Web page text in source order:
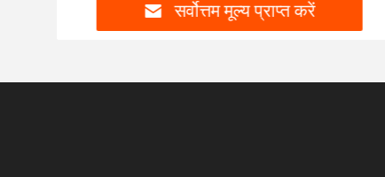
सर्वोत्तम मूल्य प्राप्त करें